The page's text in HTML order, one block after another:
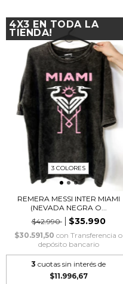
4X3 EN TODA LA
TIENDA!
3 COLORES
REMERA MESSI INTER MIAMI
(NEVADA NEGRA O...
$42.990
$35.990
$30.591,50 con Transferencia o
depósito bancario
3 cuotas sin interés de
$11.996,67